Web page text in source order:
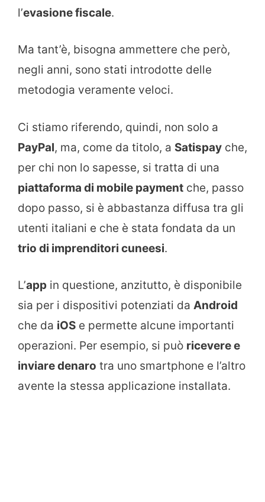
l’evasione fiscale.
Ma tant’è, bisogna ammettere che però,
negli anni, sono stati introdotte delle
metodogia veramente veloci.
Ci stiamo riferendo, quindi, non solo a
PayPal, ma, come da titolo, a Satispay che,
per chi non lo sapesse, si tratta di una
piattaforma di mobile payment che, passo
dopo passo, si è abbastanza diffusa tra gli
utenti italiani e che è stata fondata da un
trio di imprenditori cuneesi.
L’app in questione, anzitutto, è disponibile
sia per i dispositivi potenziati da Android
che da iOS e permette alcune importanti
operazioni. Per esempio, si può ricevere e
inviare denaro tra uno smartphone e l’altro
avente la stessa applicazione installata.